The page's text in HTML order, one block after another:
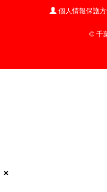
個人情報保護
© 千
×